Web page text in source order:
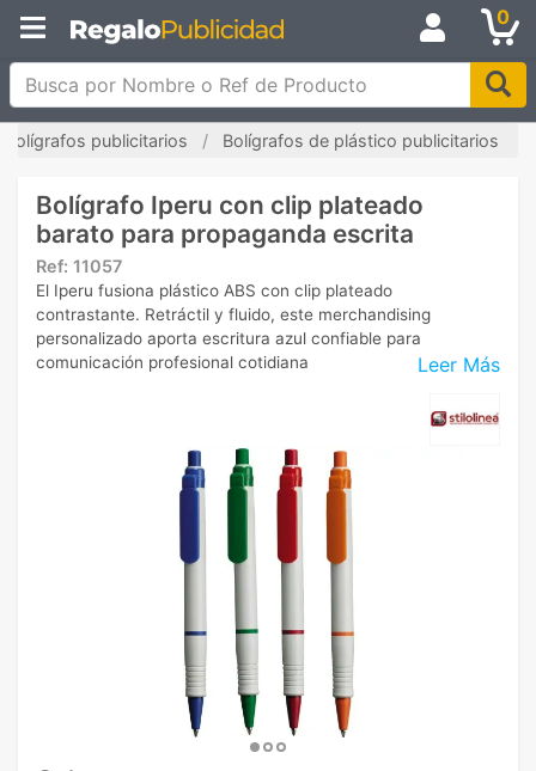
0
Busca por Nombre o Ref de Producto
Bolígrafos publicitarios Bolígrafos de plástico publicitarios
Bolígrafo Iperu con clip plateado
barato para propaganda escrita
Ref: 11057
Leer Más
El Iperu fusiona plástico ABS con clip plateado
contrastante. Retráctil y fluido, este merchandising
personalizado aporta escritura azul confiable para
comunicación profesional cotidiana